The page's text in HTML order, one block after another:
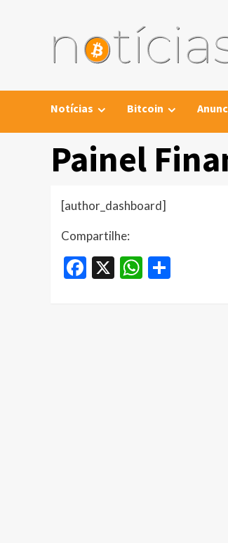
Notícias Bitcoin
Painel
[author_dashboard]
Compartilhe:
Facebook
X